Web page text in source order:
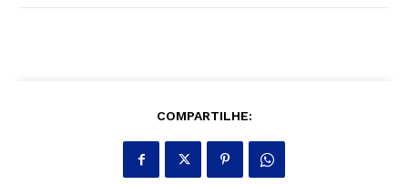
COMPARTILHE: